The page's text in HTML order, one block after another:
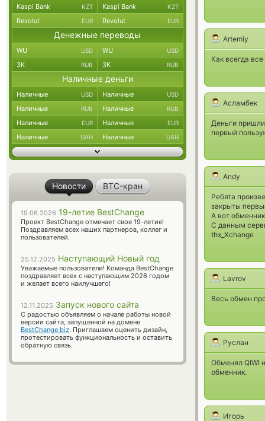
Artemiy
Как всегда
Асламбек
Деньги
первый
Аndy
Ребята
закрыты
А вот
С данным
thx_Xchange
Lavrov
Весь обмен
Руслан
Обменял QIWI
обменник.
Игорь
Kaspi Bank KZT Kaspi Bank KZT
Revolut EUR Revolut EUR
Денежные переводы
WU USD WU USD
ЗК RUB ЗК RUB
Наличные деньги
Наличные USD Наличные USD
Наличные RUB Наличные RUB
Наличные EUR Наличные EUR
Наличные UAH Наличные UAH
Новости BTC-кран
19.06.2026 19-летие BestChange
Проект BestChange отмечает свое 19-летие!
Поздравляем всех наших партнеров, коллег и
пользователей.
25.12.2025 Наступающий Новый год
Уважаемые пользователи! Команда BestChange
поздравляет всех с наступающим 2026 годом
и желает всего наилучшего!
12.11.2025 Запуск нового сайта
С радостью объявляем о начале работы новой
версии сайта, запущенной на домене
BestChange.biz. Приглашаем оценить дизайн,
протестировать функциональность и оставить
обратную связь.